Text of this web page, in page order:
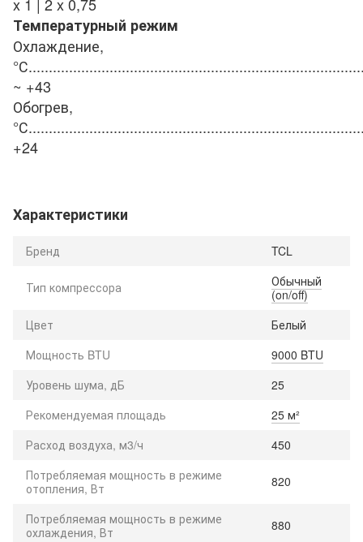
x 1 | 2 x 0,75
Температурный режим
Охлаждение,
°С
~ +43
Обогрев,
°С
+24
Характеристики
Бренд TCL
Тип компрессора
Обычный
(on/off)
Цвет
Белый
Мощность BTU
9000 BTU
Уровень шума, дБ
25
Рекомендуемая площадь
25 м²
Расход воздуха, м3/ч
450
Потребляемая мощность в режиме
отопления, Вт
820
Потребляемая мощность в режиме
охлаждения, Вт
880